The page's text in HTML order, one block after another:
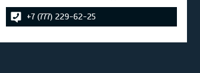
+7 (777) 229-62-25